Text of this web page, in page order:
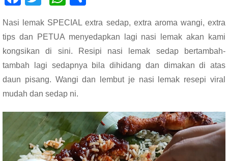
ac
e
b
o
o
k
wi
tt
er
h
at
s
A
p
p
ar
e
Nasi lemak SPECIAL extra sedap, extra aroma wangi, extra
tips dan PETUA menyedapkan lagi nasi lemak akan kami
kongsikan di sini. Resipi nasi lemak sedap bertambah-
tambah lagi sedapnya bila dihidang dan dimakan di atas
daun pisang. Wangi dan lembut je nasi lemak resepi viral
mudah dan sedap ni.